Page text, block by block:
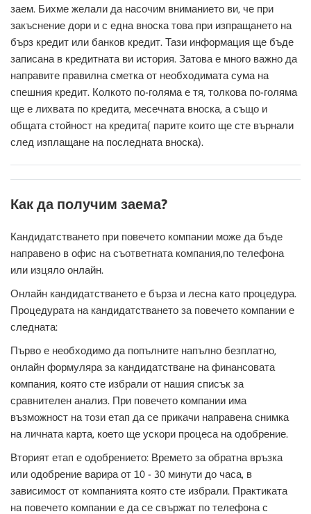
заем. Бихме желали да насочим вниманието ви, че при
закъснение дори и с една вноска това при изпращането на
бърз кредит или банков кредит. Тази информация ще бъде
записана в кредитната ви история. Затова е много важно да
направите правилна сметка от необходимата сума на
спешния кредит. Колкото по-голяма е тя, толкова по-голяма
ще е лихвата по кредита, месечната вноска, а също и
общата стойност на кредита( парите които ще сте върнали
след изплащане на последната вноска).
Как да получим заема?
Кандидатстването при повечето компании може да бъде
направено в офис на съответната компания,по телефона
или изцяло онлайн.
Онлайн кандидатстването е бърза и лесна като процедура.
Процедурата на кандидатстването за повечето компании е
следната:
Първо е необходимо да попълните напълно безплатно,
онлайн формуляра за кандидатстване на финансовата
компания, която сте избрали от нашия списък за
сравнителен анализ. При повечето компании има
възможност на този етап да се прикачи направена снимка
на личната карта, което ще ускори процеса на одобрение.
Вторият етап е одобрението: Времето за обратна връзка
или одобрение варира от 10 - 30 минути до часа, в
зависимост от компанията която сте избрали. Практиката
на повечето компании е да се свържат по телефона с